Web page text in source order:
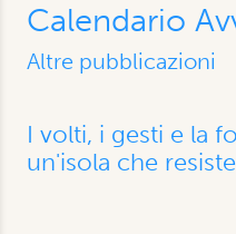
Calendario
Altre pubblicazioni
I volti, i gesti e la
un'isola che